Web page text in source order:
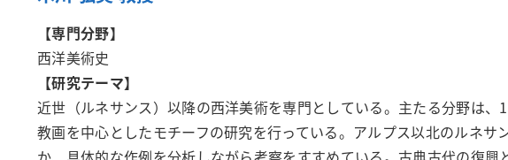
【専門分野】
西洋美術史
【研究テーマ】
近世（ルネサンス）以降の西洋美術を専門としている。主たる分野は
教画を中心としたモチーフの研究を行っている。アルプス以北のルネ